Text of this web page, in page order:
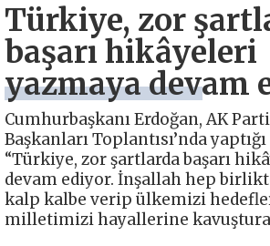
Türkiye, zor
başarı hikâyeleri
yazmaya devam
Cumhurbaşkanı Erdoğan, AK
Başkanları Toplantısı’nda
“Türkiye, zor şartlarda başarı
devam ediyor. İnşallah hep
kalp kalbe verip ülkemizi
milletimizi hayallerine